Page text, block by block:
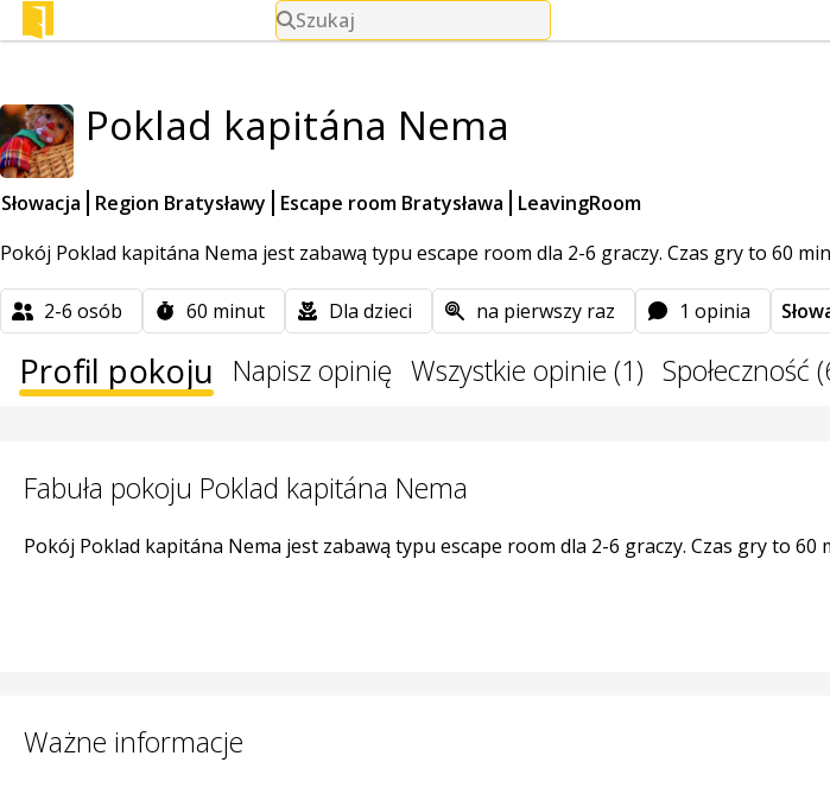
Szukaj
Poklad kapitána Nema
Słowacja Region Bratysławy Escape room Bratysława
LeavingRoom
Pokój Poklad kapitána Nema jest zabawą typu escape room dla 2-6 graczy. Czas gry to 60
2-6 osób 60 minut Dla dzieci na pierwszy raz 1 opinia
Profil pokoju Napisz opinię Wszystkie opinie (1) Społeczność
Fabuła pokoju Poklad kapitána Nema
Pokój Poklad kapitána Nema jest zabawą typu escape room dla 2-6 graczy. Czas gry to 60
Ważne informacje